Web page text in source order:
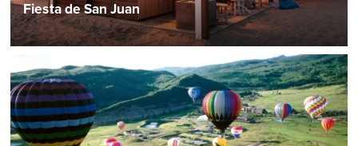
Fiesta de San Juan